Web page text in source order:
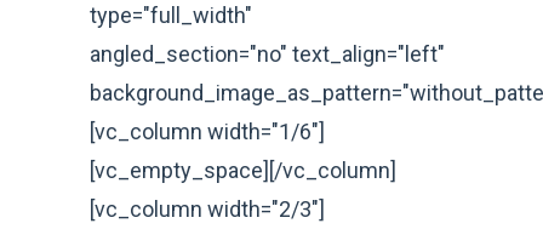
type="full_width"
angled_section="no" text_align="left"
[vc_column width="1/6"]
[vc_empty_space][/vc_column]
[vc_column width="2/3"]